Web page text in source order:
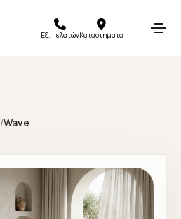
Εξ. πελατώνΚαταστήματα
/Wave